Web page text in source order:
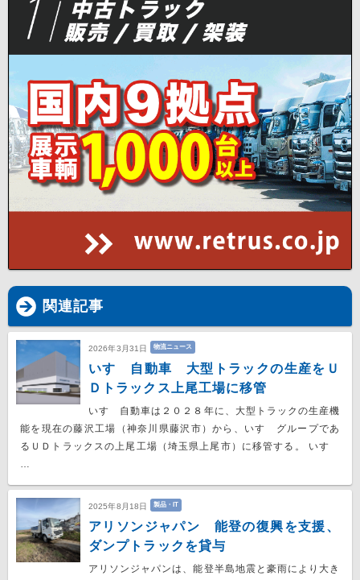
関連記事
2026年3月31日 物流ニュース
いすゞ自動車 大型トラックの生産をＵ
Ｄトラックス上尾工場に移管
いすゞ自動車は２０２８年に、大型トラックの生産機
能を現在の藤沢工場（神奈川県藤沢市）から、いすゞグループであ
るＵＤトラックスの上尾工場（埼玉県上尾市）に移管する。 いすゞ
2025年8月18日 製品・IT
アリソンジャパン 能登の復興を支援、
ダンプトラックを貸与
アリソンジャパンは、能登半島地震と豪雨により大き